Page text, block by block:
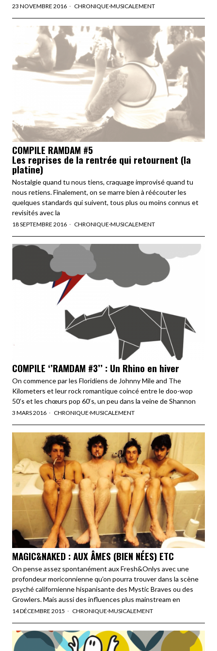
23 NOVEMBRE 2016 CHRONIQUE·MUSICALEMENT
COMPILE RAMDAM #5
Les reprises de la rentrée qui retournent (la
platine)
Nostalgie quand tu nous tiens, craquage improvisé quand tu
nous retiens. Finalement, on se marre bien à réécouter les
quelques standards qui suivent, tous plus ou moins connus et
revisités avec la
18 SEPTEMBRE 2016 CHRONIQUE·MUSICALEMENT
COMPILE ‘’RAMDAM #3’’ : Un Rhino en hiver
On commence par les Floridiens de Johnny Mile and The
Kilometers et leur rock romantique coincé entre le doo-wop
50’s et les chœurs pop 60‘s, un peu dans la veine de Shannon
3 MARS 2016 CHRONIQUE·MUSICALEMENT
MAGIC&NAKED : AUX ÂMES (BIEN NÉES) ETC
On pense assez spontanément aux Fresh&Onlys avec une
profondeur moriconnienne qu’on pourra trouver dans la scène
psyché californienne hispanisante des Mystic Braves ou des
Growlers. Mais aussi des influences plus mainstream en
14 DÉCEMBRE 2015 CHRONIQUE·MUSICALEMENT